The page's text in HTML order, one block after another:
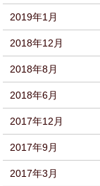
2019年1月
2018年12月
2018年8月
2018年6月
2017年12月
2017年9月
2017年3月